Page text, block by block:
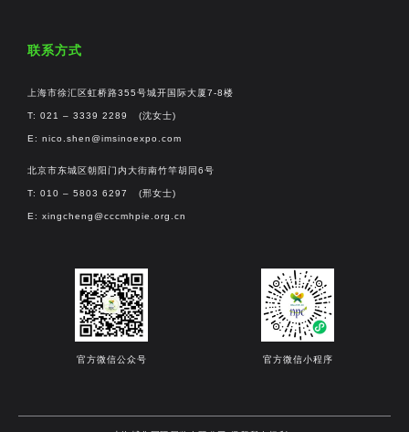
联系方式
上海市徐汇区虹桥路355号城开国际大厦7-8楼
T: 021 – 3339 2289 (沈女士)
E: nico.shen@imsinoexpo.com
北京市东城区朝阳门内大街南竹竿胡同6号
T: 010 – 5803 6297 (邢女士)
E: xingcheng@cccmhpie.org.cn
官方微信公众号 官方微信小程序